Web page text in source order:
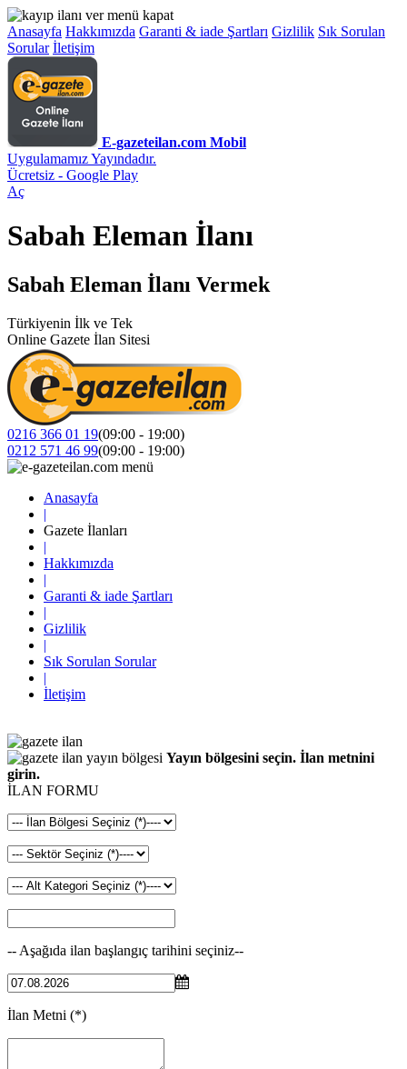
Anasayfa Hakkımızda Garanti & iade Şartları Gizlilik Sık Sorulan
Sorular İletişim
E-gazeteilan.com Mobil
Uygulamamız Yayındadır.
Ücretsiz - Google Play
Aç
Sabah Eleman İlanı
Sabah Eleman İlanı Vermek
Türkiyenin İlk ve Tek
Online Gazete İlan Sitesi
0216 366 01 19(09:00 - 19:00)
0212 571 46 99(09:00 - 19:00)
Anasayfa
|
Gazete İlanları
|
Hakkımızda
|
Garanti & iade Şartları
|
Gizlilik
|
Sık Sorulan Sorular
|
İletişim
Yayın bölgesini seçin. İlan metnini
girin.
İLAN FORMU
-- Aşağıda ilan başlangıç tarihini seçiniz--
İlan Metni (*)